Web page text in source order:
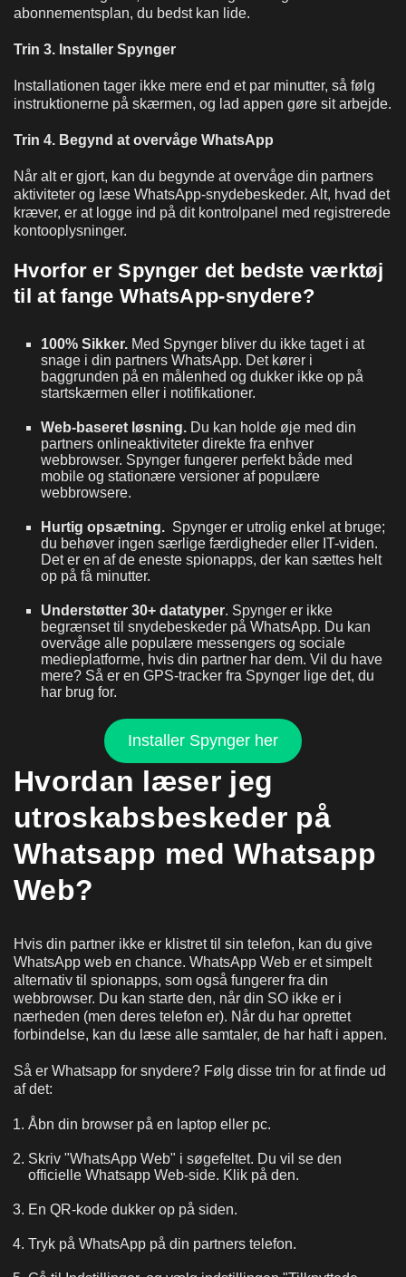
abonnementsplan, du bedst kan lide.
Trin 3. Installer Spynger
Installationen tager ikke mere end et par minutter, så følg
instruktionerne på skærmen, og lad appen gøre sit arbejde.
Trin 4. Begynd at overvåge WhatsApp
Når alt er gjort, kan du begynde at overvåge din partners
aktiviteter og læse WhatsApp-snydebeskeder. Alt, hvad det
kræver, er at logge ind på dit kontrolpanel med registrerede
kontooplysninger.
Hvorfor er Spynger det bedste værktøj
til at fange WhatsApp-snydere?
100% Sikker. Med Spynger bliver du ikke taget i at
snage i din partners WhatsApp. Det kører i
baggrunden på en målenhed og dukker ikke op på
startskærmen eller i notifikationer.
Web-baseret løsning. Du kan holde øje med din
partners onlineaktiviteter direkte fra enhver
webbrowser. Spynger fungerer perfekt både med
mobile og stationære versioner af populære
webbrowsere.
Hurtig opsætning. Spynger er utrolig enkel at bruge;
du behøver ingen særlige færdigheder eller IT-viden.
Det er en af de eneste spionapps, der kan sættes helt
op på få minutter.
Understøtter 30+ datatyper. Spynger er ikke
begrænset til snydebeskeder på WhatsApp. Du kan
overvåge alle populære messengers og sociale
medieplatforme, hvis din partner har dem. Vil du have
mere? Så er en GPS-tracker fra Spynger lige det, du
har brug for.
Installer Spynger her
Hvordan læser jeg
utroskabsbeskeder på
Whatsapp med Whatsapp
Web?
Hvis din partner ikke er klistret til sin telefon, kan du give
WhatsApp web en chance. WhatsApp Web er et simpelt
alternativ til spionapps, som også fungerer fra din
webbrowser. Du kan starte den, når din SO ikke er i
nærheden (men deres telefon er). Når du har oprettet
forbindelse, kan du læse alle samtaler, de har haft i appen.
Så er Whatsapp for snydere? Følg disse trin for at finde ud
af det:
Åbn din browser på en laptop eller pc.
Skriv "WhatsApp Web" i søgefeltet. Du vil se den
officielle Whatsapp Web-side. Klik på den.
En QR-kode dukker op på siden.
Tryk på WhatsApp på din partners telefon.